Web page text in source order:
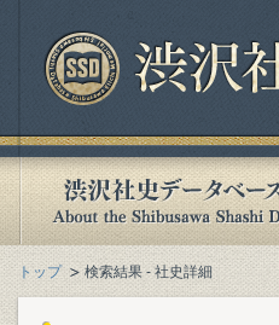
トップ 検索結果 - 社史詳細